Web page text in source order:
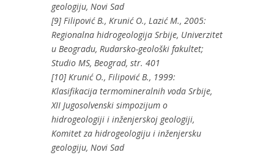
geologiju, Novi Sad
[9] Filipović B., Krunić O., Lazić M., 2005:
Regionalna hidrogeologija Srbije, Univerzitet
u Beogradu, Rudarsko-geološki fakultet;
Studio MS, Beograd, str. 401
[10] Krunić O., Filipović B., 1999:
Klasifikacija termomineralnih voda Srbije,
XII Jugosolvenski simpozijum o
hidrogeologiji i inženjerskoj geologiji,
Komitet za hidrogeologiju i inženjersku
geologiju, Novi Sad